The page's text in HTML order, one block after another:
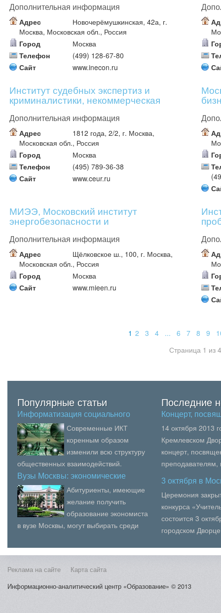
Дополнительная информация
Адрес
Новочерёмушкинская, 42а, г.
Москва, Московская обл., Россия
Город
Москва
Телефон
(499) 128-67-80
Сайт
www.inecon.ru
Институт судебных экспертиз и
криминалистики, некоммерческая
Дополнительная информация
Адрес
1812 года, 2/2, г. Москва,
Московская обл., Россия
Город
Москва
Телефон
(495) 789-36-38
Сайт
www.ceur.ru
МИЭЭ, Московский институт
энергобезопасности и
Дополнительная информация
Адрес
Щёлковское ш., 100, г. Москва,
Московская обл., Россия
Город
Москва
Сайт
www.mieen.ru
1 2 3 4 ... 6 7 8 9
Страница 1 из
Популярные статьи
Информатизация социального
вза…
Современные ИКТ
коренным образом
изменили всю структуру
общественных взаимодействий.
Ключевыми в этой структуре и ее
описании стали «сетевые сообществ...
Вузы Москвы: экономические
Абитуриенты, имеющие
желание получить
образование экономиста
в вузе Москвы, могут выбирать среди
чрезвычайно востр...
Последние
Концерт,
14 октября 2013
Кремлевском
концерт,
образования,
вузов Москвы.В
3 октября в
Церемония
конкурса
состоится 3
городском
Косыг...
Реклама на сайте
Карта сайта
Информационно-аналитический центр «Образование» © 2013